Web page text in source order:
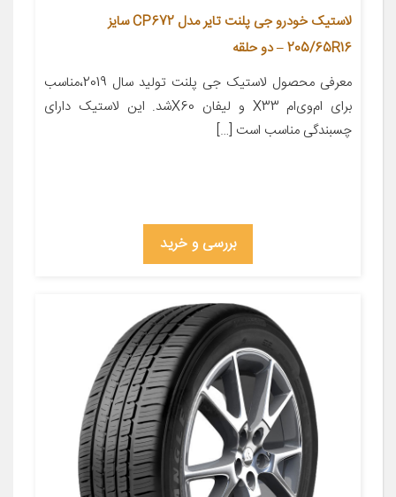
لاستیک خودرو جی پلنت تایر مدل CP672 سایز
205/65R16 – دو حلقه
معرفی محصول لاستیک جی پلنت تولید سال 2019،مناسب
برای ام‌وی‌ام X33 و لیفان X60شد. این لاستیک دارای
چسبندگی مناسب است […]
بررسی و خرید